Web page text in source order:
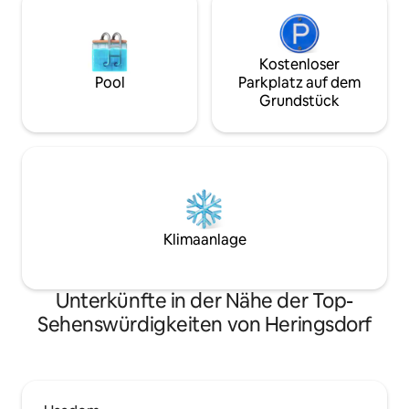
Pool
Kostenloser
Parkplatz auf dem
Grundstück
Klimaanlage
Unterkünfte in der Nähe der Top-
Sehenswürdigkeiten von Heringsdorf